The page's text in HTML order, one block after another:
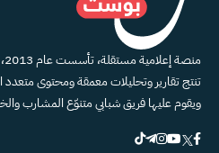
تنتج تقارير وتحليلات معمقة ومحتوى متعدد
ويقوم عليها فريق شبابي متنوّع المشارب